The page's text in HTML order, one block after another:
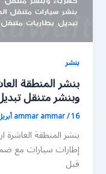
بنشر
وبنشر متنقل
ammar ammar/16 أبريل، 2020
بنشر المنطقة العاشرة
إطارات سيارات مع
قبل